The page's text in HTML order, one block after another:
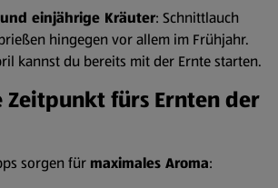
einjährige Kräuter: Schnittlauch
hingegen vor allem im Frühjahr.
kannst du bereits mit der Ernte starten.
Zeitpunkt fürs Ernten der
sorgen für maximales Aroma: